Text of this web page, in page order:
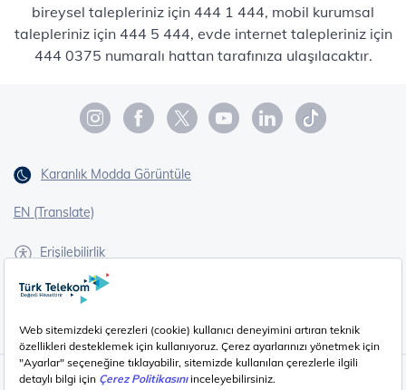
bireysel talepleriniz için 444 1 444, mobil kurumsal
talepleriniz için 444 5 444, evde internet talepleriniz için
444 0375 numaralı hattan tarafınıza ulaşılacaktır.
Karanlık Modda Görüntüle
EN (Translate)
Erişilebilirlik
İşaret Dili Çevirisi